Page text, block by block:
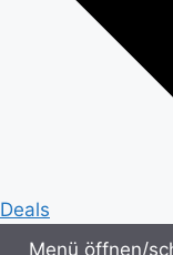
Deals
Menü öffnen/